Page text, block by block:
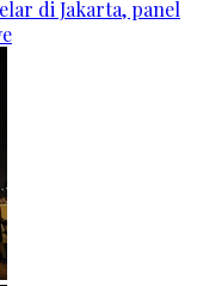
di Jakarta, panel